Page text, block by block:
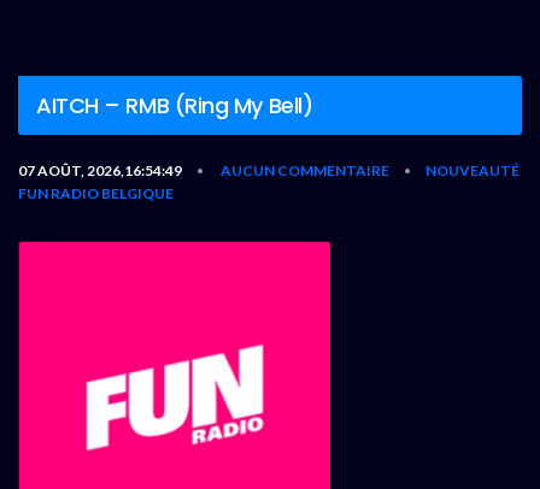
AITCH – RMB (Ring My Bell)
07 AOÛT, 2026,16:54:49 • AUCUN COMMENTAIRE •
NOUVEAUTÉ
FUN RADIO BELGIQUE